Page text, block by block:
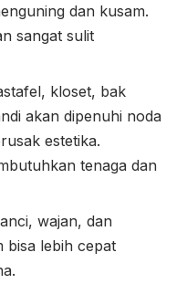
dan kusam.
sangat sulit
kloset, bak
akan dipenuhi noda
estetika.
tenaga dan
wajan, dan
bisa lebih cepat